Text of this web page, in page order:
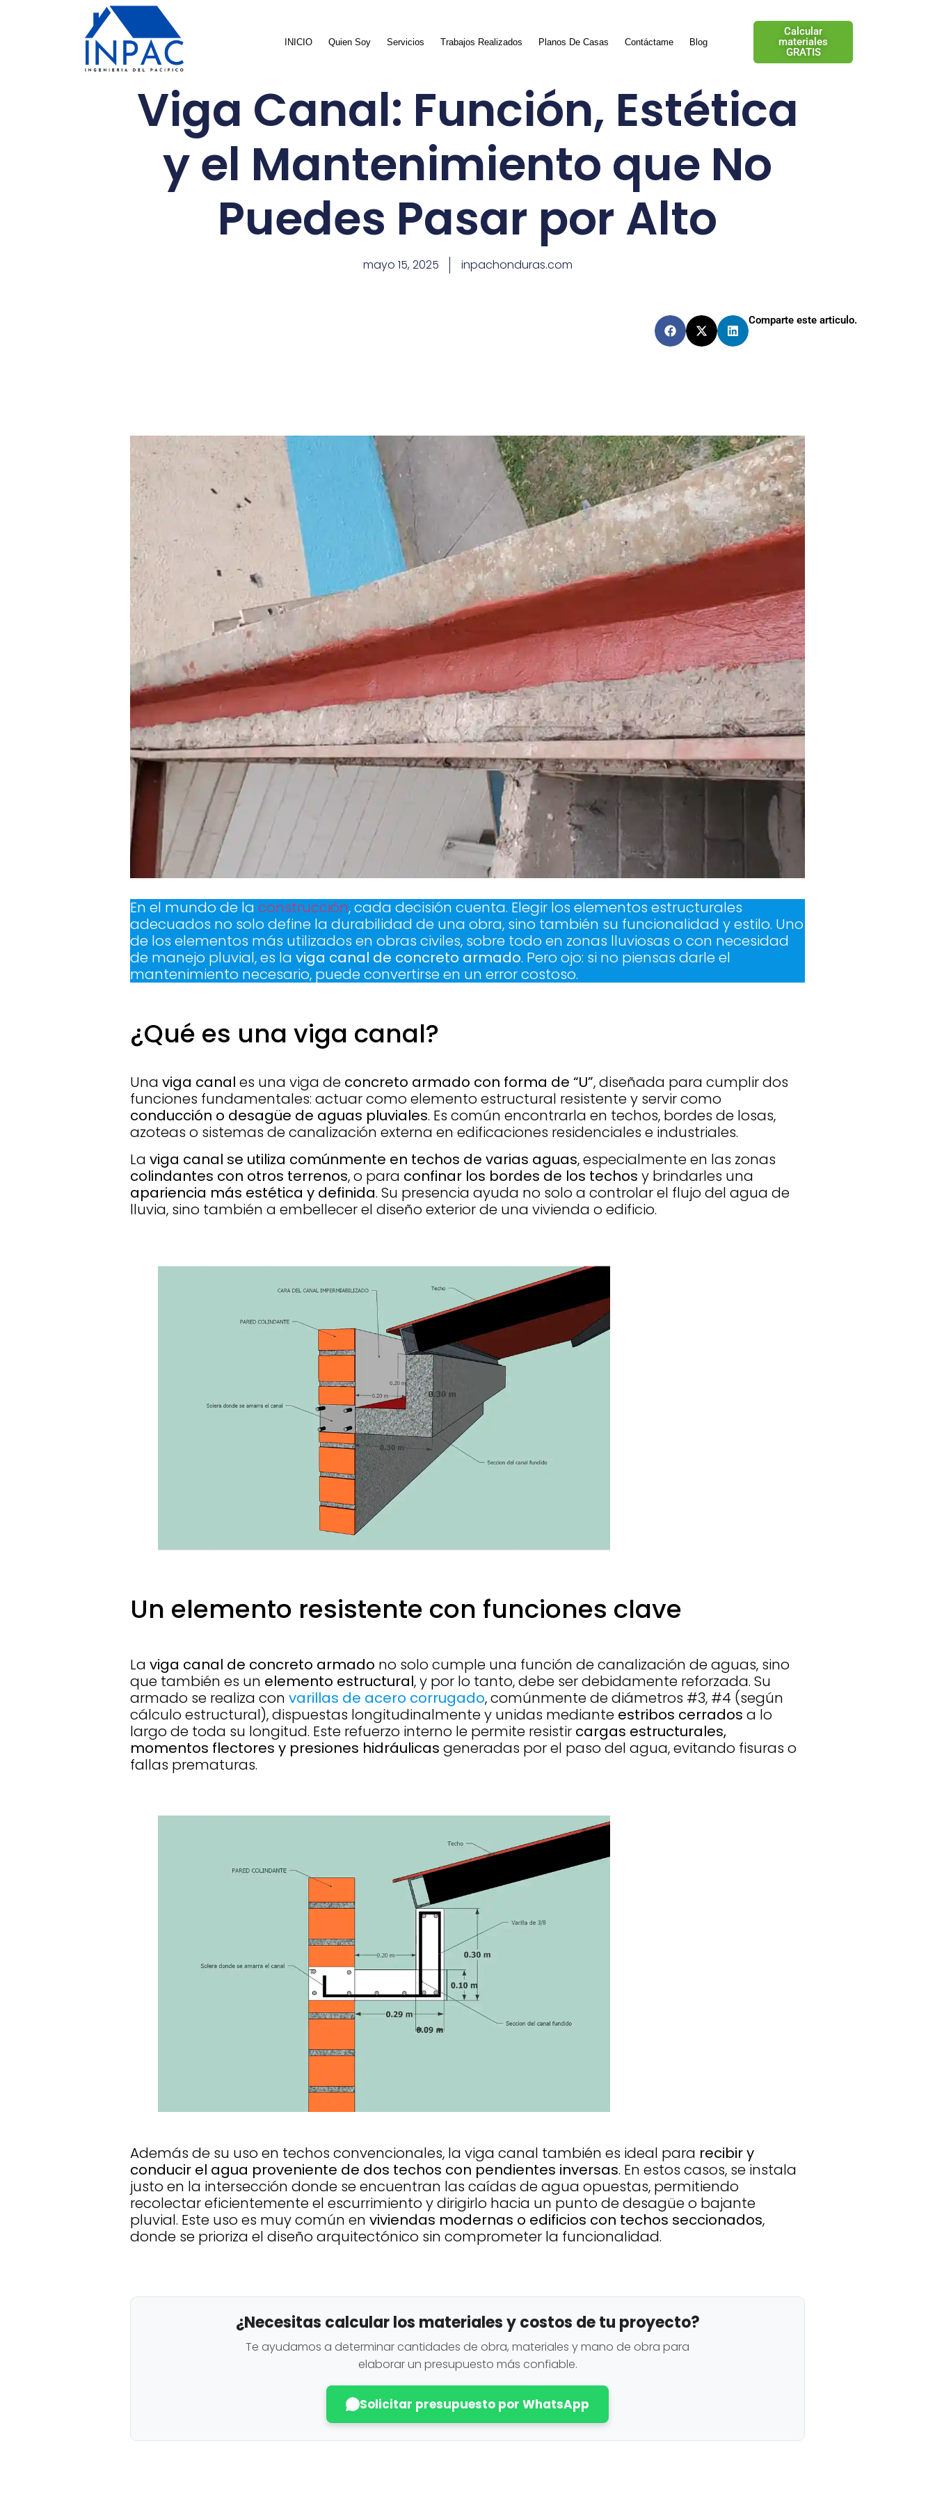
INICIO Quien Soy Servicios Trabajos Realizados Planos De Casas Contáctame Blog
Calcular
materiales
GRATIS
Viga Canal: Función, Estética
y el Mantenimiento que No
Puedes Pasar por Alto
mayo 15, 2025 inpachonduras.com
Comparte este articulo.
En el mundo de la construcción, cada decisión cuenta. Elegir los elementos estructurales
adecuados no solo define la durabilidad de una obra, sino también su funcionalidad y estilo. Uno
de los elementos más utilizados en obras civiles, sobre todo en zonas lluviosas o con necesidad
de manejo pluvial, es la viga canal de concreto armado. Pero ojo: si no piensas darle el
mantenimiento necesario, puede convertirse en un error costoso.
¿Qué es una viga canal?
Una viga canal es una viga de concreto armado con forma de “U”, diseñada para cumplir dos
funciones fundamentales: actuar como elemento estructural resistente y servir como
conducción o desagüe de aguas pluviales. Es común encontrarla en techos, bordes de losas,
azoteas o sistemas de canalización externa en edificaciones residenciales e industriales.
La viga canal se utiliza comúnmente en techos de varias aguas, especialmente en las zonas
colindantes con otros terrenos, o para confinar los bordes de los techos y brindarles una
apariencia más estética y definida. Su presencia ayuda no solo a controlar el flujo del agua de
lluvia, sino también a embellecer el diseño exterior de una vivienda o edificio.
Un elemento resistente con funciones clave
La viga canal de concreto armado no solo cumple una función de canalización de aguas, sino
que también es un elemento estructural, y por lo tanto, debe ser debidamente reforzada. Su
armado se realiza con varillas de acero corrugado, comúnmente de diámetros #3, #4 (según
cálculo estructural), dispuestas longitudinalmente y unidas mediante estribos cerrados a lo
largo de toda su longitud. Este refuerzo interno le permite resistir cargas estructurales,
momentos flectores y presiones hidráulicas generadas por el paso del agua, evitando fisuras o
fallas prematuras.
Además de su uso en techos convencionales, la viga canal también es ideal para recibir y
conducir el agua proveniente de dos techos con pendientes inversas. En estos casos, se instala
justo en la intersección donde se encuentran las caídas de agua opuestas, permitiendo
recolectar eficientemente el escurrimiento y dirigirlo hacia un punto de desagüe o bajante
pluvial. Este uso es muy común en viviendas modernas o edificios con techos seccionados,
donde se prioriza el diseño arquitectónico sin comprometer la funcionalidad.
¿Necesitas calcular los materiales y costos de tu proyecto?
Te ayudamos a determinar cantidades de obra, materiales y mano de obra para
elaborar un presupuesto más confiable.
Solicitar presupuesto por WhatsApp